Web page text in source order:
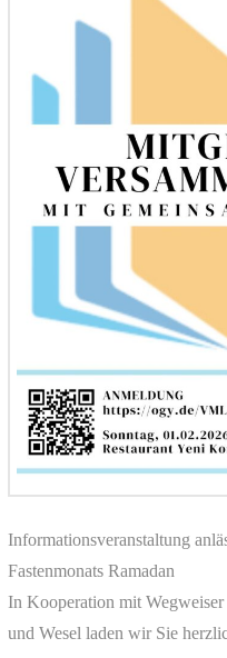
Informationsveranstaltung
Fastenmonats Ramadan
In Kooperation mit
und Wesel laden wir Sie